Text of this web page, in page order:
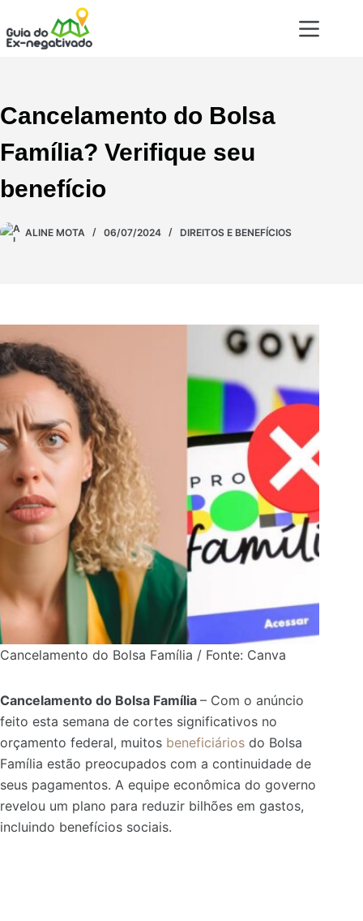
Cancelamento do Bolsa
Família? Verifique seu
benefício
ALINE MOTA 06/07/2024 DIREITOS E BENEFÍCIOS
Cancelamento do Bolsa Família / Fonte: Canva
Cancelamento do Bolsa Família – Com o anúncio
feito esta semana de cortes significativos no
orçamento federal, muitos beneficiários do Bolsa
Família estão preocupados com a continuidade de
seus pagamentos. A equipe econômica do governo
revelou um plano para reduzir bilhões em gastos,
incluindo benefícios sociais.